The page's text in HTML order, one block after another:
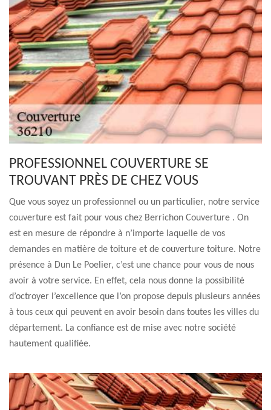
PROFESSIONNEL COUVERTURE SE
TROUVANT PRÈS DE CHEZ VOUS
Que vous soyez un professionnel ou un particulier, notre service
couverture est fait pour vous chez Berrichon Couverture . On
est en mesure de répondre à n’importe laquelle de vos
demandes en matière de toiture et de couverture toiture. Notre
présence à Dun Le Poelier, c’est une chance pour vous de nous
avoir à votre service. En effet, cela nous donne la possibilité
d’octroyer l’excellence que l’on propose depuis plusieurs années
à tous ceux qui peuvent en avoir besoin dans toutes les villes du
département. La confiance est de mise avec notre société
hautement qualifiée.